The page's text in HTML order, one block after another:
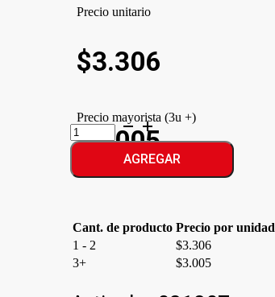
Precio unitario
$3.306
Precio mayorista (3u +)
$3.005
G.HILLS
TE
BLEND
BIENESTAR
cantidad
AGREGAR
Cant. de producto Precio por unidad
1 - 2
$3.306
3+
$3.005